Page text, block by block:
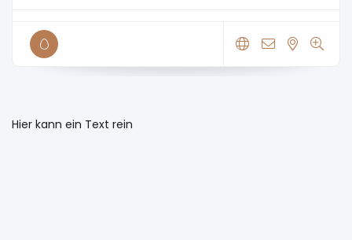
Hier kann ein Text rein